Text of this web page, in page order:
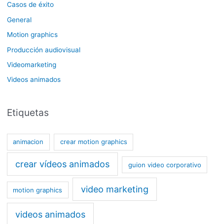
Casos de éxito
General
Motion graphics
Producción audiovisual
Videomarketing
Videos animados
Etiquetas
animacion crear motion graphics
crear vídeos animados guion video corporativo
motion graphics video marketing
videos animados